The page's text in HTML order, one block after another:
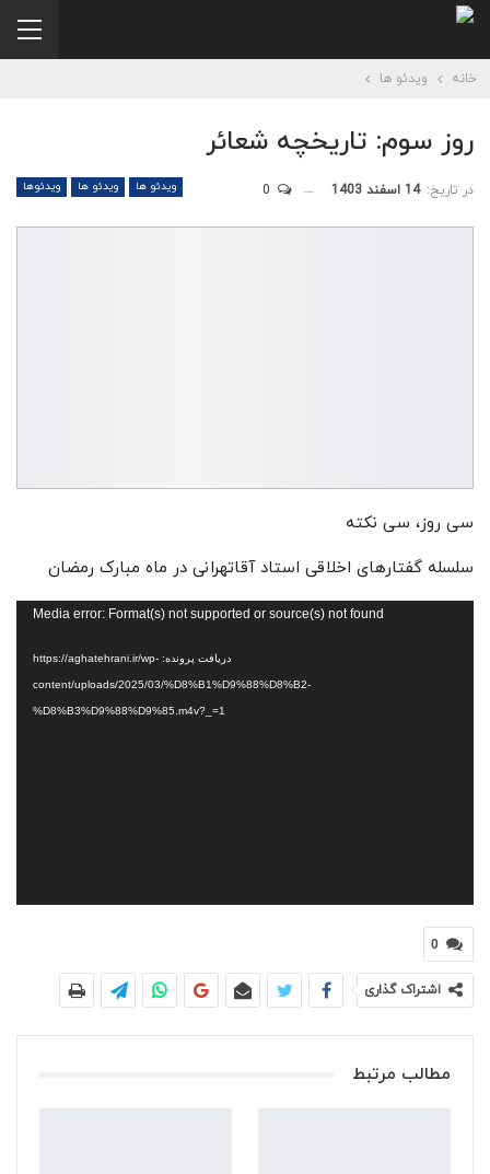
خانه ویدئو ها
روز سوم: تاریخچه شعائر
ویدئو ها ویدئو ها ویدئوها در تاریخ: 14 اسفند 1403
سی روز، سی نکته
سلسله گفتارهای اخلاقی استاد آقاتهرانی در ماه مبارک رمضان
Media error: Format(s) not supported or source(s) not found
دریافت پرونده: https://aghatehrani.ir/wp-
content/uploads/2025/03/%D8%B1%D9%88%D8%B2-
%D8%B3%D9%88%D9%85.m4v?_=1
0
اشتراک گذاری
مطالب مرتبط